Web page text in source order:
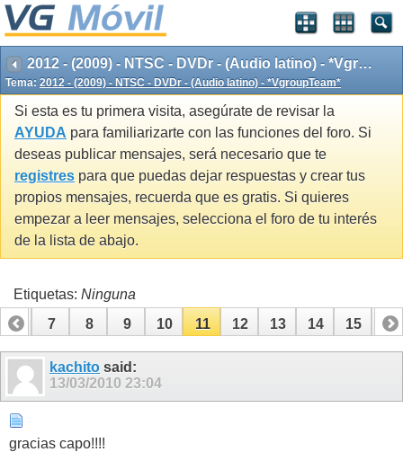
2012 - (2009) - NTSC - DVDr - (Audio latino) - *VgroupTeam*
Tema: 2012 - (2009) - NTSC - DVDr - (Audio latino) - *VgroupTeam*
Si esta es tu primera visita, asegúrate de revisar la
AYUDA para familiarizarte con las funciones del foro. Si
deseas publicar mensajes, será necesario que te
registres para que puedas dejar respuestas y crear tus
propios mensajes, recuerda que es gratis. Si quieres
empezar a leer mensajes, selecciona el foro de tu interés
de la lista de abajo.
Etiquetas: Ninguna
6
7 8 9 10 11 12 13 14 15 16
kachito said:
13/03/2010 23:04
gracias capo!!!!